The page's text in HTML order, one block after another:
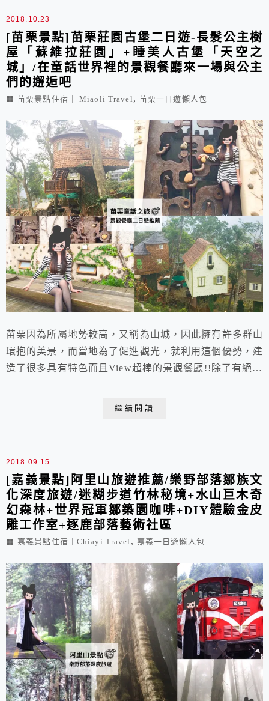
2018.10.23
[苗栗景點]苗栗莊園古堡二日遊-長髮公主樹
屋「蘇維拉莊園」+睡美人古堡「天空之
城」/在童話世界裡的景觀餐廳來一場與公主
們的邂逅吧
苗栗景點住宿｜ Miaoli Travel , 苗栗一日遊懶人包
苗栗因為所屬地勢較高，又稱為山城，因此擁有許多群山
環抱的美景，而當地為了促進觀光，就利用這個優勢，建
造了很多具有特色而且View超棒的景觀餐廳!!除了有絕佳
繼續閱讀
2018.09.15
[嘉義景點]阿里山旅遊推薦/樂野部落鄒族文
化深度旅遊/迷糊步道竹林秘境+水山巨木奇
幻森林+世界冠軍鄒築園咖啡+DIY體驗金皮
雕工作室+逐鹿部落藝術社區
嘉義景點住宿｜Chiayi Travel , 嘉義一日遊懶人包